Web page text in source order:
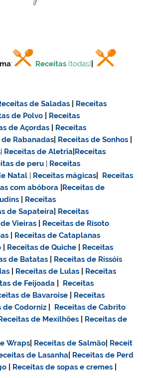
: Receitas (todas)
de Saladas
Receitas
de Polvo
Receitas
de Açordas
Receitas
de Rabanadas Receitas de Sonhos
Receitas de Aletria Receitas
de peru
Receitas
Natal Receitas mágicas
Receitas
com abóbora
Receitas de
Receitas
de Sapateira
Receitas
Vieiras
Receitas de Risoto
Receitas de Cataplanas
Receitas de Quiche
Receitas
de Batatas
Receitas de Rissóis
Receitas de Lulas
Receitas
de Feijoada
Receitas
de Bavaroise
Receitas
de Codorniz
Receitas de Cabrito
Receitas de Mexilhões
Receitas de
Wraps Receitas de Salmão
Receit
de Lasanha
Receitas de Perd
Receitas de sopas e cremes